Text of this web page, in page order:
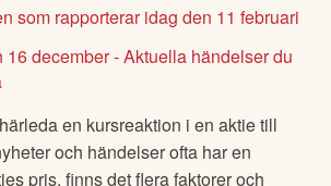
som rapporterar idag den 11 februari
16 december - Aktuella händelser du
en kursreaktion i en aktie till
och händelser ofta har en
pris, finns det flera faktorer och